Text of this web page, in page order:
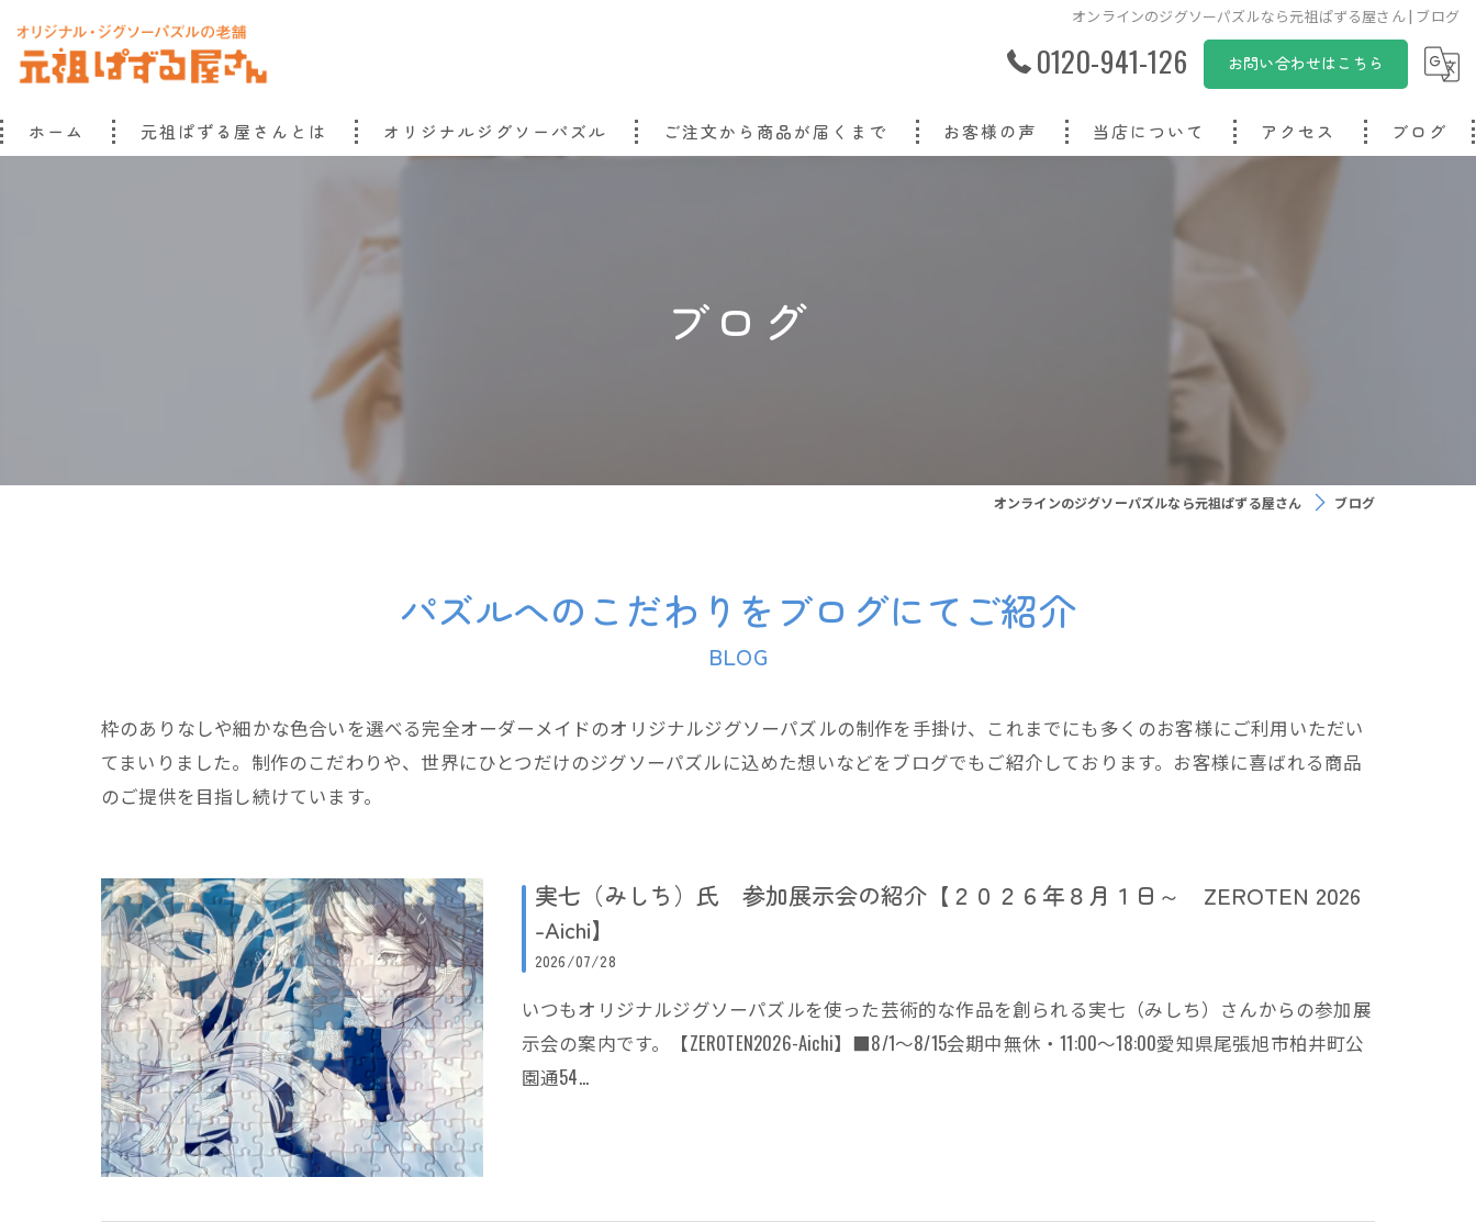
オンラインのジグソーパズルなら元祖ぱずる屋さん | ブログ
0120-941-126 お問い合わせはこちら
ホーム 元祖ぱずる屋さんとは オリジナルジグソーパズル ご注文から商品が届くまで お客様の声 当店について アクセス ブログ
ブログ
オンラインのジグソーパズルなら元祖ぱずる屋さん ブログ
パズルへのこだわりをブログにてご紹介
BLOG
枠のありなしや細かな色合いを選べる完全オーダーメイドのオリジナルジグソーパズルの制作を手掛け、これまでにも多くのお客様にご利用いただい
てまいりました。制作のこだわりや、世界にひとつだけのジグソーパズルに込めた想いなどをブログでもご紹介しております。お客様に喜ばれる商品
のご提供を目指し続けています。
実七（みしち）氏 参加展示会の紹介【２０２６年８月１日～ ZEROTEN 2026
-Aichi】
2026/07/28
いつもオリジナルジグソーパズルを使った芸術的な作品を創られる実七（みしち）さんからの参加展
示会の案内です。【ZEROTEN2026-Aichi】■8/1～8/15会期中無休・11:00～18:00愛知県尾張旭市柏井町公
園通54…